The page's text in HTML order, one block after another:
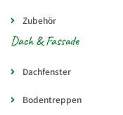
Zubehör
Dach & Fassade
Dachfenster
Bodentreppen